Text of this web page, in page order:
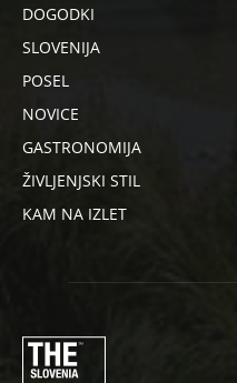
DOGODKI
SLOVENIJA
POSEL
NOVICE
GASTRONOMIJA
ŽIVLJENJSKI STIL
KAM NA IZLET